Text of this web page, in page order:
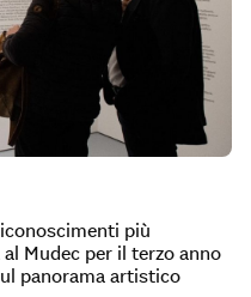
più
Mudec per il terzo anno
panorama artistico